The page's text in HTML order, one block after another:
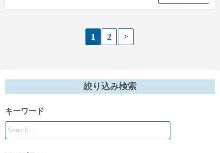
ペ
ー
ジ
1 2 >
絞り込み検索
キーワード